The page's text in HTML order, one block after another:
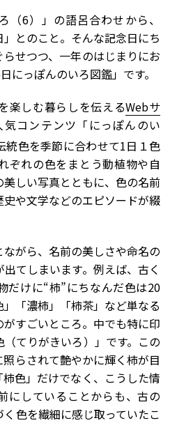
6）」の語呂合わせから、
」とのこと。そんな記念日にち
せつつ、一年のはじまりにお
にっぽんのいろ図鑑」です。
楽しむ暮らしを伝えるWebサ
気コンテンツ「にっぽんのい
統色を季節に合わせて1日１色
ぞれの色をまとう動植物や自
しい写真とともに、色の名前
や文学などのエピソードが綴
がら、名前の美しさや命名の
てしまいます。例えば、古く
だけに“柿”にちなんだ色は20
「濃柿」「柿茶」など単なる
がすごいところ。中でも特に印
てりがきいろ）」です。この
らされて艶やかに輝く柿が目
色」だけでなく、こうした情
にしていることからも、古の
色を繊細に感じ取っていたこ